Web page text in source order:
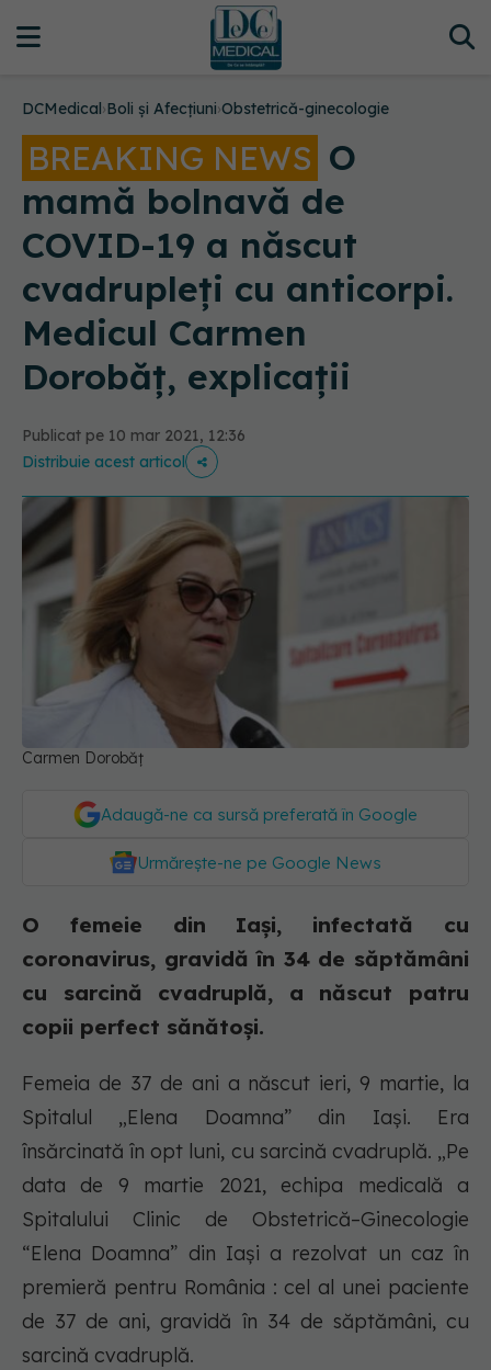
DCMedical›Boli și Afecțiuni›Obstetrică-ginecologie
BREAKING NEWS O
mamă bolnavă de
COVID-19 a născut
cvadrupleți cu anticorpi.
Medicul Carmen
Dorobăț, explicații
Publicat pe 10 mar 2021, 12:36
Distribuie acest articol
Carmen Dorobăț
Adaugă-ne ca sursă preferată în Google
Urmărește-ne pe Google News
O femeie din Iași, infectată cu
coronavirus, gravidă în 34 de săptămâni
cu sarcină cvadruplă, a născut patru
copii perfect sănătoși.
Femeia de 37 de ani a născut ieri, 9 martie, la
Spitalul „Elena Doamna” din Iași. Era
însărcinată în opt luni, cu sarcină cvadruplă. „Pe
data de 9 martie 2021, echipa medicală a
Spitalului Clinic de Obstetrică–Ginecologie
“Elena Doamna” din Iași a rezolvat un caz în
premieră pentru România : cel al unei paciente
de 37 de ani, gravidă în 34 de săptămâni, cu
sarcină cvadruplă.